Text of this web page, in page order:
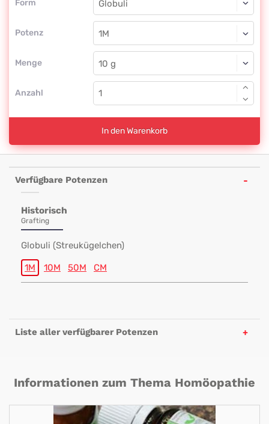
Form
Potenz
Globuli
1M
Menge
Globuli
Anzahl
In den Warenkorb
Verfügbare Potenzen
Historisch
Grafting
Globuli (Streukügelchen)
1M 10M 50M CM
Liste aller verfügbarer Potenzen
Informationen zum Thema Homöopathie